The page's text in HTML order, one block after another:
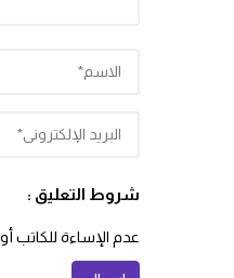
شروط التعليق :
عدم الإساءة للكاتب